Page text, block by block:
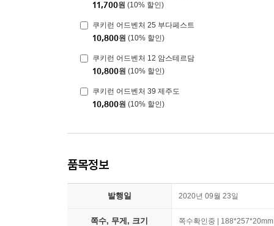
11,700원 (10% 할인)
쿠키런 어드벤처 25 부다페스트
10,800원 (10% 할인)
쿠키런 어드벤처 12 암스테르담
10,800원 (10% 할인)
쿠키런 어드벤처 39 제주도
10,800원 (10% 할인)
품목정보
발행일 2020년 09월 23일
쪽수, 무게, 크기 쪽수확인중 | 188*257*20mm